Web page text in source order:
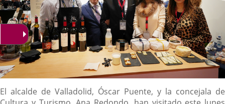
Descripción
El alcalde de Valladolid, Óscar Puente, y la concejala de